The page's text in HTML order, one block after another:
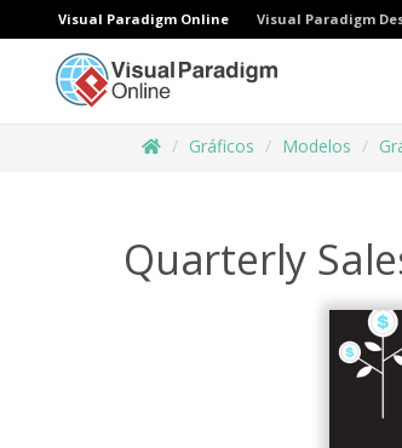
Visual Paradigm Online Visual Paradigm
Gráficos Modelos
Quarterly